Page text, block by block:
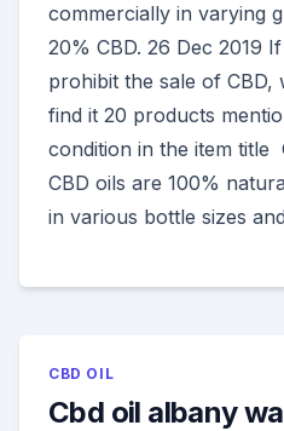
commercially in varying
20% CBD. 26 Dec 2019
prohibit the sale of CBD,
find it 20 products
condition in the item title
CBD oils are 100%
in various bottle sizes
CBD OIL
Cbd oil albany wa